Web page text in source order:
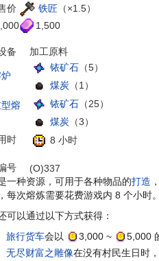
价
铁匠 （×1.5）
1,500
备
加工原料
铱矿石 （5）
煤炭 （1）
熔
铱矿石 （25）
煤炭 （3）
时
8 小时
号
(O)337
一种资源，可用于各种物品的打造
每次熔炼需要花费游戏内 8 个小时。
可以通过以下方式获得：
旅行货车会以 3,000 ~ 5,000
无尽财富之雕像在没有村民生日时